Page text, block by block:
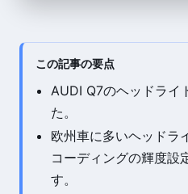
この記事の要点
AUDI Q7のヘッドライ
た。
欧州車に多いヘッドラ
コーディングの輝度設
す。